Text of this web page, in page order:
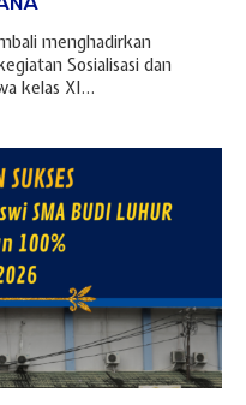
menghadirkan
Sosialisasi dan
kelas XI...